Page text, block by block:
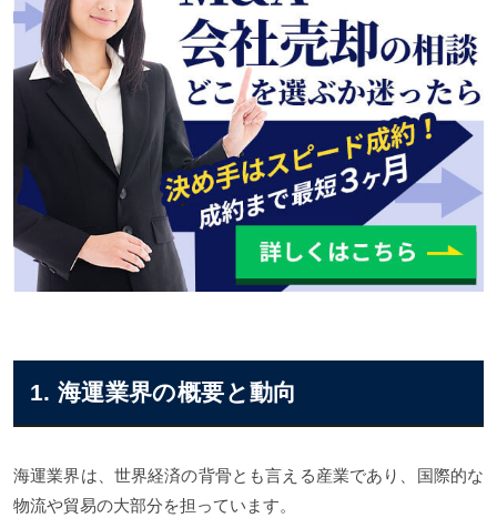
海運業界のM&Aにおける成功のポイント
海運業界のM&A・事業売却まとめ
1. 海運業界の概要と動向
海運業界は、世界経済の背骨とも言える産業であり、国際的な
物流や貿易の大部分を担っています。